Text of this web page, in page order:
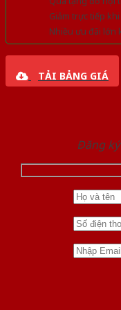
Giảm trực tiếp
Nhiều ưu đãi lớn
TẢI BẢNG GIÁ
Đăng